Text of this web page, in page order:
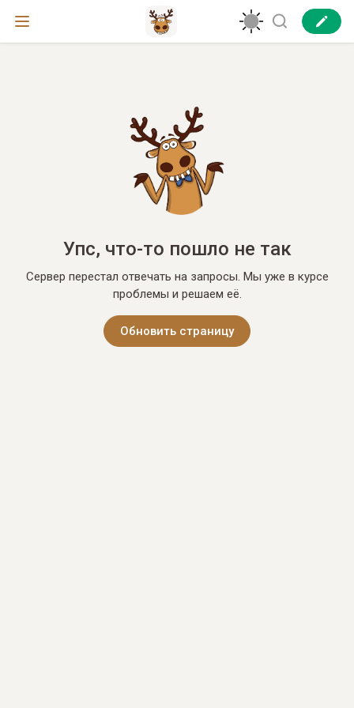
Упс, что-то пошло не так
Сервер перестал отвечать на запросы. Мы уже в курсе
проблемы и решаем её.
Обновить страницу